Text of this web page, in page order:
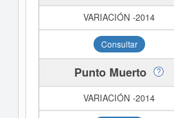
Consultar
Punto Muerto